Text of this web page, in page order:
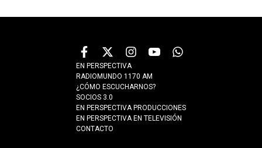
EN PERSPECTIVA
RADIOMUNDO 1170 AM
¿CÓMO ESCUCHARNOS?
SOCIOS 3.0
EN PERSPECTIVA PRODUCCIONES
EN PERSPECTIVA EN TELEVISIÓN
CONTACTO